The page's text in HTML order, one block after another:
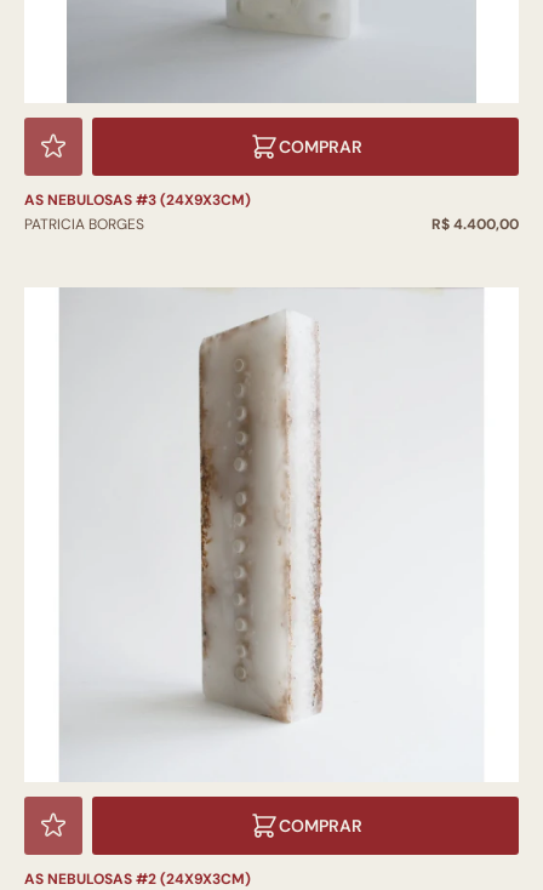
COMPRAR
AS NEBULOSAS #3 (24X9X3CM)
PATRICIA BORGES
R$ 4.400,00
COMPRAR
AS NEBULOSAS #2 (24X9X3CM)